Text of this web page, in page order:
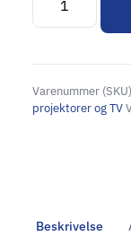
Alternative:
Varenummer
projektorer og TV
Beskrivelse